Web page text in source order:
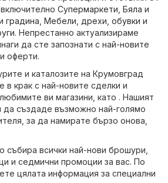
Супермаркети Бяла и
градина Мебели дрехи, обувки и
. Непрестанно актуализираме
да сте запознати с най-новите
оферти.
и каталозите на Крумовград
в крак с най-новите сделки и
ви магазини, като . Нашият
да създаде възможно най-голямо
за да намирате бързо онова,
събира всички най-нови брошури,
и седмични промоции за вас. По
цялата информация за специални